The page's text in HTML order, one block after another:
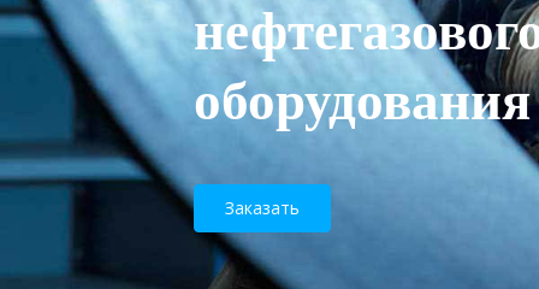
оборудования
Заказать